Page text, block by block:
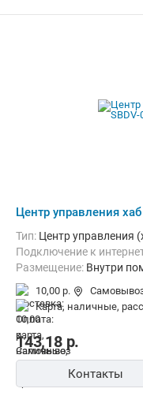
Центр управления
Тип: Центр управления
Подключение к
Размещение: Внутри
10,00 р.
карта, наличные,
143,18р.
Контакты